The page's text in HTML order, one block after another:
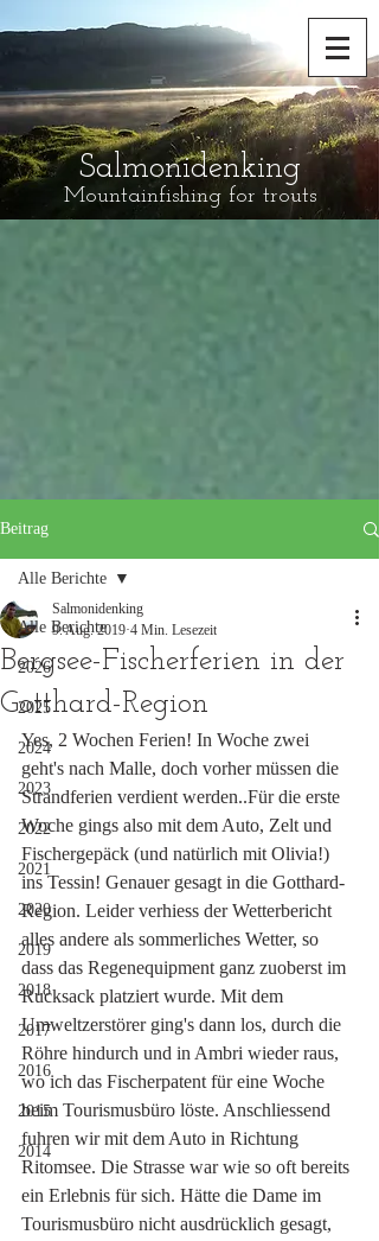
Salmonidenking
Mountainfishing for trouts
Beitrag
Alle Berichte
2026
2025
2024
2023
2022
2021
2020
2019
2018
2017
2016
2015
2014
Alle Berichte
Bergsee-Fischerferien in der
Gotthard-Region
Salmonidenking
9. Aug. 2019 4 Min. Lesezeit
Yes, 2 Wochen Ferien! In Woche zwei
geht's nach Malle, doch vorher müssen die
Strandferien verdient werden..Für die erste
Woche gings also mit dem Auto, Zelt und
Fischergepäck (und natürlich mit Olivia!)
ins Tessin! Genauer gesagt in die Gotthard-
Region. Leider verhiess der Wetterbericht
alles andere als sommerliches Wetter, so
dass das Regenequipment ganz zuoberst im
Rucksack platziert wurde. Mit dem
Umweltzerstörer ging's dann los, durch die
Röhre hindurch und in Ambri wieder raus,
wo ich das Fischerpatent für eine Woche
beim Tourismusbüro löste. Anschliessend
fuhren wir mit dem Auto in Richtung
Ritomsee. Die Strasse war wie so oft bereits
ein Erlebnis für sich. Hätte die Dame im
Tourismusbüro nicht ausdrücklich gesagt,